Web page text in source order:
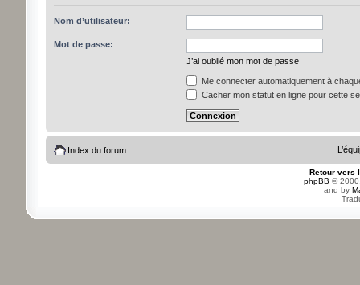
Nom d’utilisateur:
Mot de passe:
J’ai oublié mon mot de passe
Me connecter automatiquement à
Cacher mon statut en ligne pour cette
Index du forum
Retour vers
phpBB ©
and by